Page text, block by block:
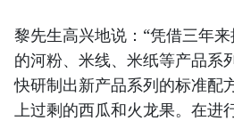
黎先生高兴地说：“凭借三年
的河粉、米线、米纸等产品系
快研制出新产品系列的标准配
上过剩的西瓜和火龙果。在进